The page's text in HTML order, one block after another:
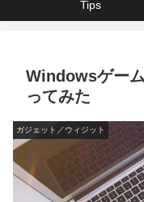
Tips
Windowsゲー
ってみた
ガジェット／ウィジット